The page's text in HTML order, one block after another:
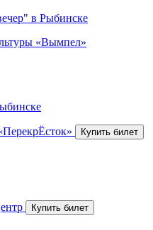
в Рыбинске
«Вымпел»